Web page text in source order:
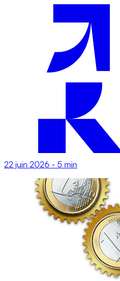
22 juin 2026 - 5 min